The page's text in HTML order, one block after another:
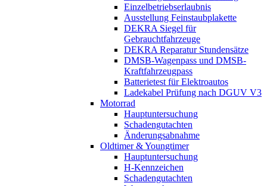
Einzelbetriebserlaubnis
Ausstellung Feinstaubplakette
DEKRA Siegel für
Gebrauchtfahrzeuge
DEKRA Reparatur Stundensätze
DMSB-Wagenpass und DMSB-
Kraftfahrzeugpass
Batterietest für Elektroautos
Ladekabel Prüfung nach DGUV V3
Motorrad
Hauptuntersuchung
Schadengutachten
Änderungsabnahme
Oldtimer & Youngtimer
Hauptuntersuchung
H-Kennzeichen
Schadengutachten